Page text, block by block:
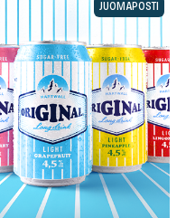
JUOMAPOSTI